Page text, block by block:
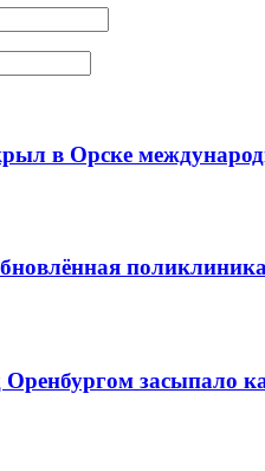
в Орске
Оренбургом засыпало